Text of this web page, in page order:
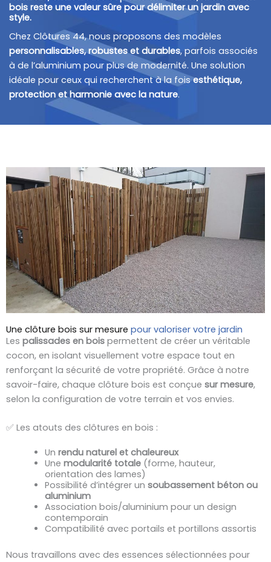
bois reste une valeur sûre pour délimiter un jardin avec
style.
Chez Clôtures 44, nous proposons des modèles
personnalisables, robustes et durables, parfois associés
à de l’aluminium pour plus de modernité. Une solution
idéale pour ceux qui recherchent à la foisesthétique,
protection et harmonie avec la nature.
Une clôture bois sur mesure pour valoriser votre jardin
Les palissades en bois permettent de créer un véritable
cocon, en isolant visuellement votre espace tout en
renforçant la sécurité de votre propriété. Grâce à notre
savoir-faire, chaque clôture bois est conçue sur mesure,
selon la configuration de votre terrain et vos envies.
✅ Les atouts des clôtures en bois :
Un rendu naturel et chaleureux
Une modularité totale(forme, hauteur,
orientation des lames)
Possibilité d’intégrer un soubassement béton ou
aluminium
Association bois/aluminium pour un design
contemporain
Compatibilité avec portails et portillons assortis
Nous travaillons avec des essences sélectionnées pour